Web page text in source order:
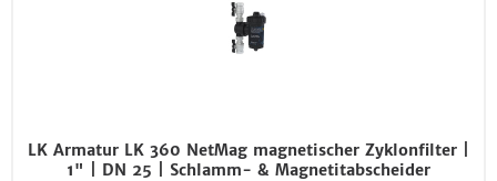
LK Armatur LK 360 NetMag magnetischer Zyklonfilter |
1" | DN 25 | Schlamm- & Magnetitabscheider